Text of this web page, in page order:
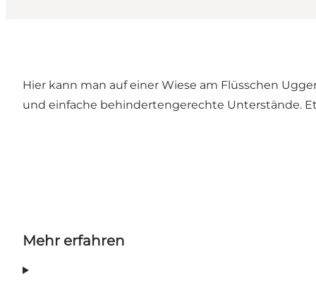
Hier kann man auf einer Wiese am Flüsschen
und einfache behindertengerechte Unterstände.
Mehr erfahren